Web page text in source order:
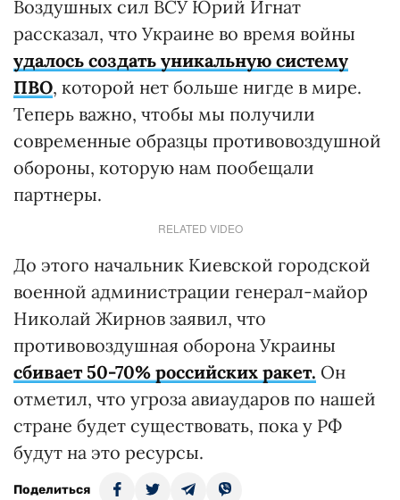
Воздушных сил ВСУ Юрий Игнат
рассказал, что Украине во время войны
удалось создать уникальную систему
ПВО, которой нет больше нигде в мире.
Теперь важно, чтобы мы получили
современные образцы противовоздушной
обороны, которую нам пообещали
партнеры.
RELATED VIDEO
До этого начальник Киевской городской
военной администрации генерал-майор
Николай Жирнов заявил, что
противовоздушная оборона Украины
сбивает 50-70% российских ракет. Он
отметил, что угроза авиаударов по нашей
стране будет существовать, пока у РФ
будут на это ресурсы.
Поделиться